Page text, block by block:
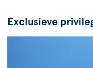
Exclusieve